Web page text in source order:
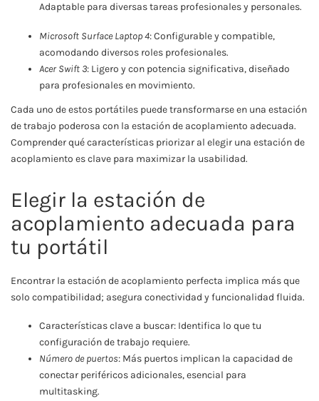
Adaptable para diversas tareas profesionales y personales.
Microsoft Surface Laptop 4: Configurable y compatible,
acomodando diversos roles profesionales.
Acer Swift 3: Ligero y con potencia significativa, diseñado
para profesionales en movimiento.
Cada uno de estos portátiles puede transformarse en una estación
de trabajo poderosa con la estación de acoplamiento adecuada.
Comprender qué características priorizar al elegir una estación de
acoplamiento es clave para maximizar la usabilidad.
Elegir la estación de
acoplamiento adecuada para
tu portátil
Encontrar la estación de acoplamiento perfecta implica más que
solo compatibilidad; asegura conectividad y funcionalidad fluida.
Características clave a buscar: Identifica lo que tu
configuración de trabajo requiere.
Número de puertos: Más puertos implican la capacidad de
conectar periféricos adicionales, esencial para
multitasking.